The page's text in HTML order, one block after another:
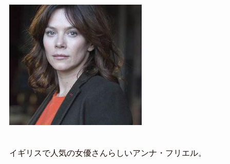
イギリスで人気の女優さんらしいアンナ・フリエル。